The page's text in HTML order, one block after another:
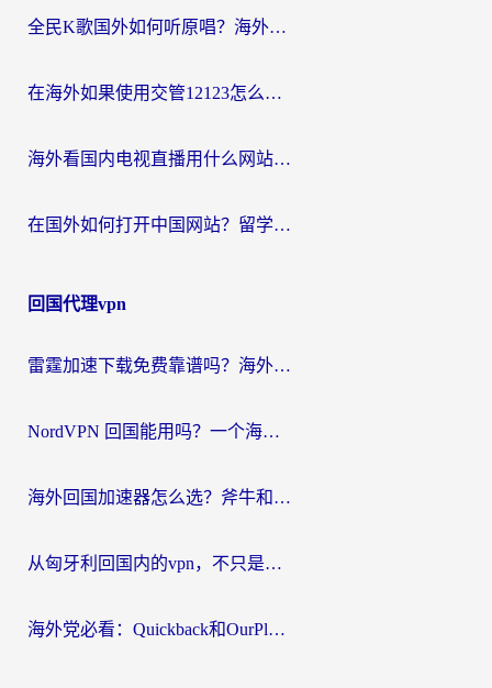
全民K歌国外如何听原唱？海外党亲测有效的回国加速器选择指南
在海外如果使用交管12123怎么处理？留学生亲测有效的回国加速方案
海外看国内电视直播用什么网站比较好？一篇解决你所有追剧难题的实用指南
在国外如何打开中国网站？留学生与海外华人的无缝访问指南
回国代理vpn
雷霆加速下载免费靠谱吗？海外党选回国加速器的避坑指南（附热门工具对比）
NordVPN 回国能用吗？一个海外用户必须面对的真实困境
海外回国加速器怎么选？斧牛和海龟哪个好？一篇帮你避开坑的实用指南
从匈牙利回国内的vpn，不只是为了刷剧那么简单
海外党必看：Quickback和OurPlay好用吗？3分钟选对回国加速器，无缝刷剧玩游戏